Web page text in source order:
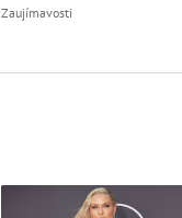
Zaujímavosti